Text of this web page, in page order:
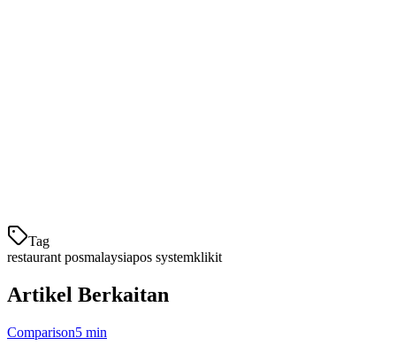
Tag
restaurant posmalaysiapos systemklikit
Artikel Berkaitan
Comparison5 min